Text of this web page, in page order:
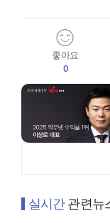
좋아요
0
실시간관련뉴